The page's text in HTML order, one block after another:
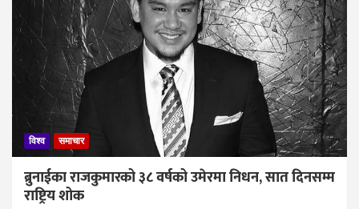
विश्व समाचार
ब्रुनाईका राजकुमारको ३८ वर्षको उमेरमा निधन, सात दिनसम्म
राष्ट्रिय शोक